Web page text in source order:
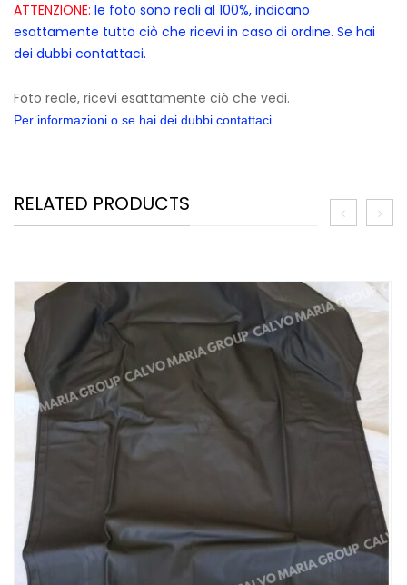
ATTENZIONE: le foto sono reali al 100%, indicano
esattamente tutto ciò che ricevi in caso di ordine. Se hai
dei dubbi contattaci.
Foto reale, ricevi esattamente ciò che vedi.
Per informazioni o se hai dei dubbi contattaci.
RELATED PRODUCTS